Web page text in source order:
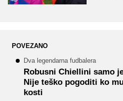
POVEZANO
Dva legendarna fudbalera
Robusni Chiellini samo
Nije teško pogoditi ko
kosti